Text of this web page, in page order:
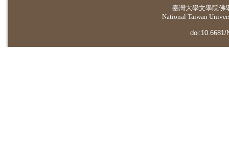
臺灣大學文學院佛
National Taiwan
doi:10.6681/